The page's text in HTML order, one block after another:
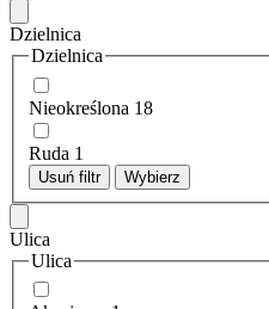
Dzielnica
Dzielnica
Nieokreślona 18
Ruda 1
Usuń filtr Wybierz
Ulica
Ulica